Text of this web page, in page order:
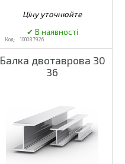
100087926
Балка двотаврова 30
36